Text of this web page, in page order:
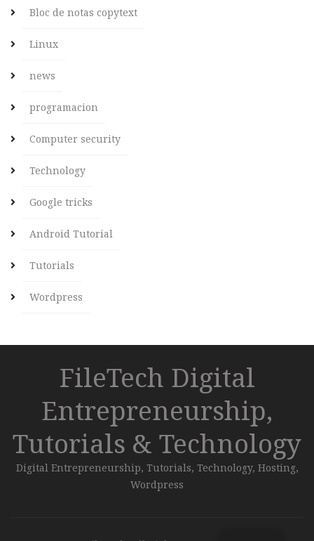
Bloc de notas copytext
Linux
news
programacion
Computer security
Technology
Google tricks
Android Tutorial
Tutorials
Wordpress
FileTech Digital
Entrepreneurship,
Tutorials & Technology
Digital Entrepreneurship, Tutorials, Technology, Hosting,
Wordpress